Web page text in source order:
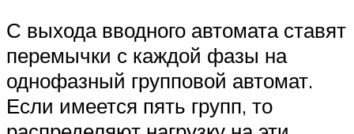
С выхода вводного автомата ставят
перемычки с каждой фазы на
однофазный групповой автомат.
Если имеется пять групп, то